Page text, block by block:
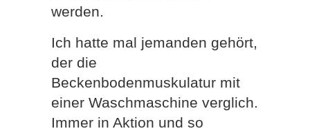
werden.
Ich hatte mal jemanden gehört,
der die
Beckenbodenmuskulatur mit
einer Waschmaschine verglich.
Immer in Aktion und so